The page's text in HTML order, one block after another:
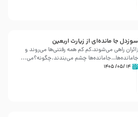
سوزدل جا مانده‌ای از زیارت اربعین
زائران راهی می‌شوند،کم‌ کم همه رفتنی‌ها می‌روند و
جامانده‌ها…جامانده‌ها چشم می‌بندند.چگونه؟می‌...
۱۴ /۰۵/ ۱۴۰۵